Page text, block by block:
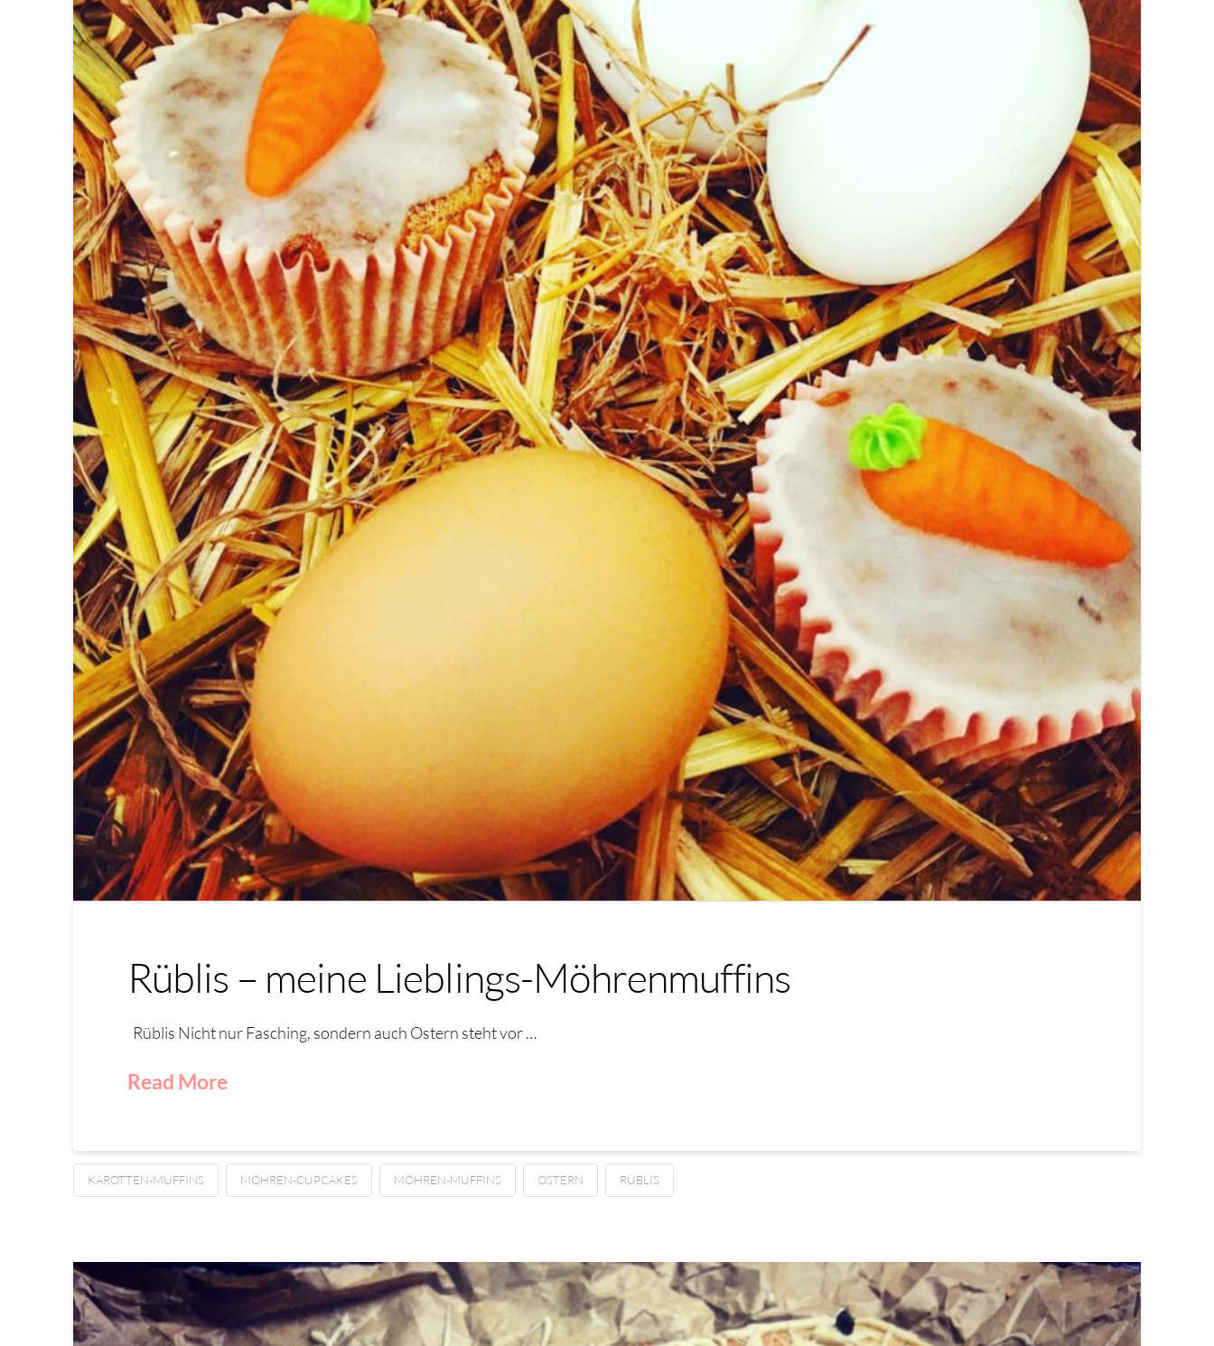
Rüblis – meine Lieblings-Möhrenmuffins
Rüblis Nicht nur Fasching, sondern auch Ostern steht vor …
Read More
KAROTTEN-MUFFINS MÖHREN-CUPCAKES MÖHREN-MUFFINS OSTERN RÜBLIS